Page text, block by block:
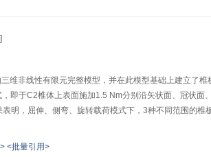
维非线性有限元完整模型，并在此模型基础上建立了
即于C2椎体上表面施加1.5 Nm分别沿矢状面、冠状
明，屈伸、侧弯、旋转载荷模式下，3种不同范围的
<批量引用>